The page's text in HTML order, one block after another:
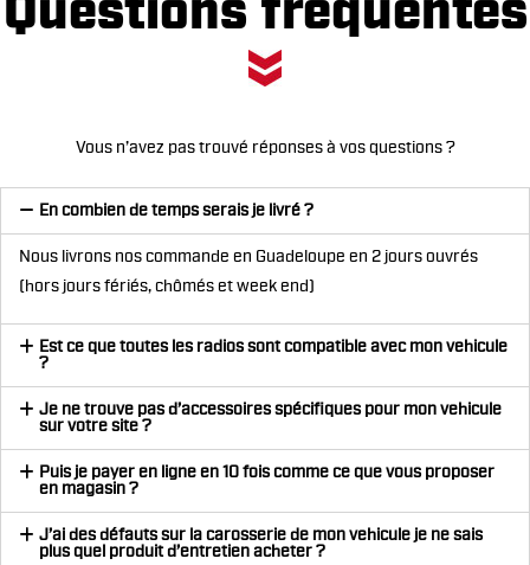
Questions fréquentes
Vous n’avez pas trouvé réponses à vos questions ?
En combien de temps serais je livré ?
Nous livrons nos commande en Guadeloupe en 2 jours ouvrés
(hors jours fériés, chômés et week end)
Est ce que toutes les radios sont compatible avec mon vehicule
?
Je ne trouve pas d’accessoires spécifiques pour mon vehicule
sur votre site ?
Puis je payer en ligne en 10 fois comme ce que vous proposer
en magasin ?
J’ai des défauts sur la carosserie de mon vehicule je ne sais
plus quel produit d’entretien acheter ?